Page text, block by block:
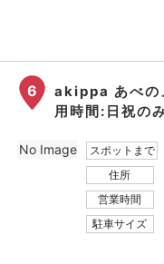
6
akippa あべの
用時間:日祝の
スポットまで
住所
営業時間
駐車サイズ
No Image